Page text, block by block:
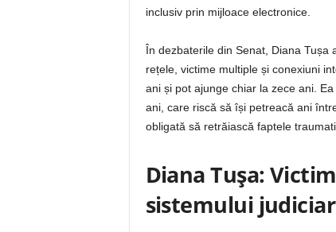
inclusiv prin mijloace electronice.
În dezbaterile din Senat, Diana
rețele, victime multiple și conexiuni
ani și pot ajunge chiar la zece ani.
ani, care riscă să își petreacă ani
obligată să retrăiască faptele
Diana Tușa:
sistemului judiciar